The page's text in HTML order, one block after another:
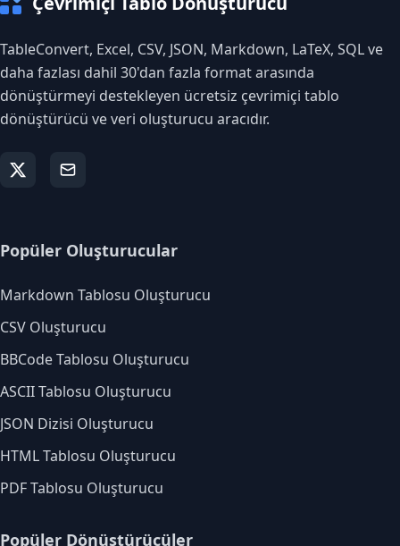
TableConvert, Excel, CSV, JSON, Markdown, LaTeX, SQL ve
daha fazlası dahil 30'dan fazla format arasında
dönüştürmeyi destekleyen ücretsiz çevrimiçi tablo
dönüştürücü ve veri oluşturucu aracıdır.
Popüler Oluşturucular
Markdown Tablosu Oluşturucu
CSV Oluşturucu
BBCode Tablosu Oluşturucu
ASCII Tablosu Oluşturucu
JSON Dizisi Oluşturucu
HTML Tablosu Oluşturucu
PDF Tablosu Oluşturucu
Popüler Dönüştürücüler